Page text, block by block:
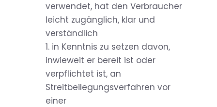
verwendet, hat den Verbraucher
leicht zugänglich, klar und
verständlich
1. in Kenntnis zu setzen davon,
inwieweit er bereit ist oder
verpflichtet ist, an
Streitbeilegungsverfahren vor
einer